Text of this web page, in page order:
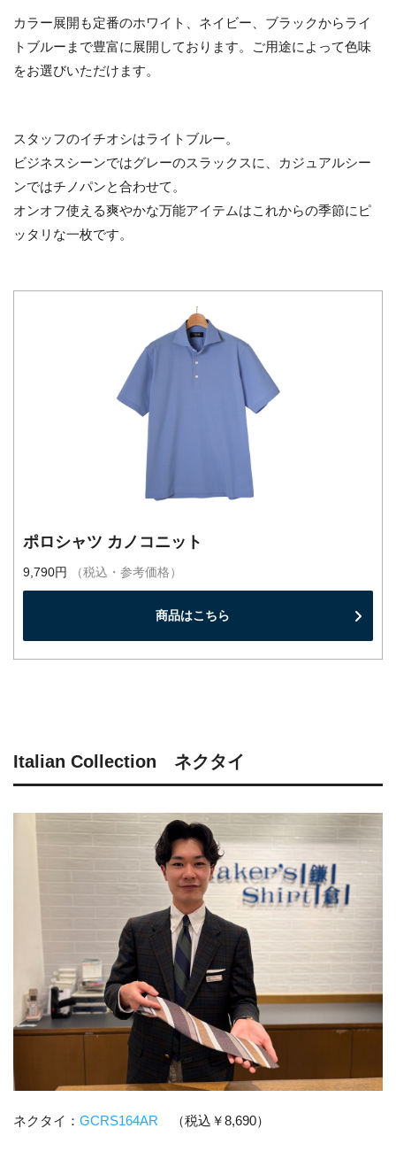
カラー展開も定番のホワイト、ネイビー、ブラックからライ
トブルーまで豊富に展開しております。ご用途によって色味
をお選びいただけます。
スタッフのイチオシはライトブルー。
ビジネスシーンではグレーのスラックスに、カジュアルシー
ンではチノパンと合わせて。
オンオフ使える爽やかな万能アイテムはこれからの季節にピ
ッタリな一枚です。
ポロシャツ カノコニット
9,790円 （税込・参考価格）
商品はこちら
Italian Collection ネクタイ
ネクタイ： GCRS164AR （税込￥8,690）